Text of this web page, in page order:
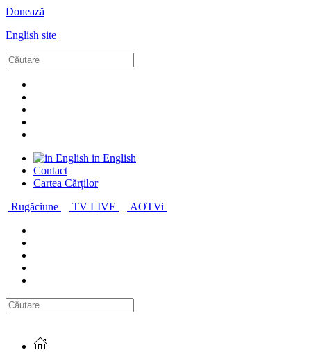
Donează
English site
in English
Contact
Cartea Cărților
Rugăciune
TV LIVE AOTVi